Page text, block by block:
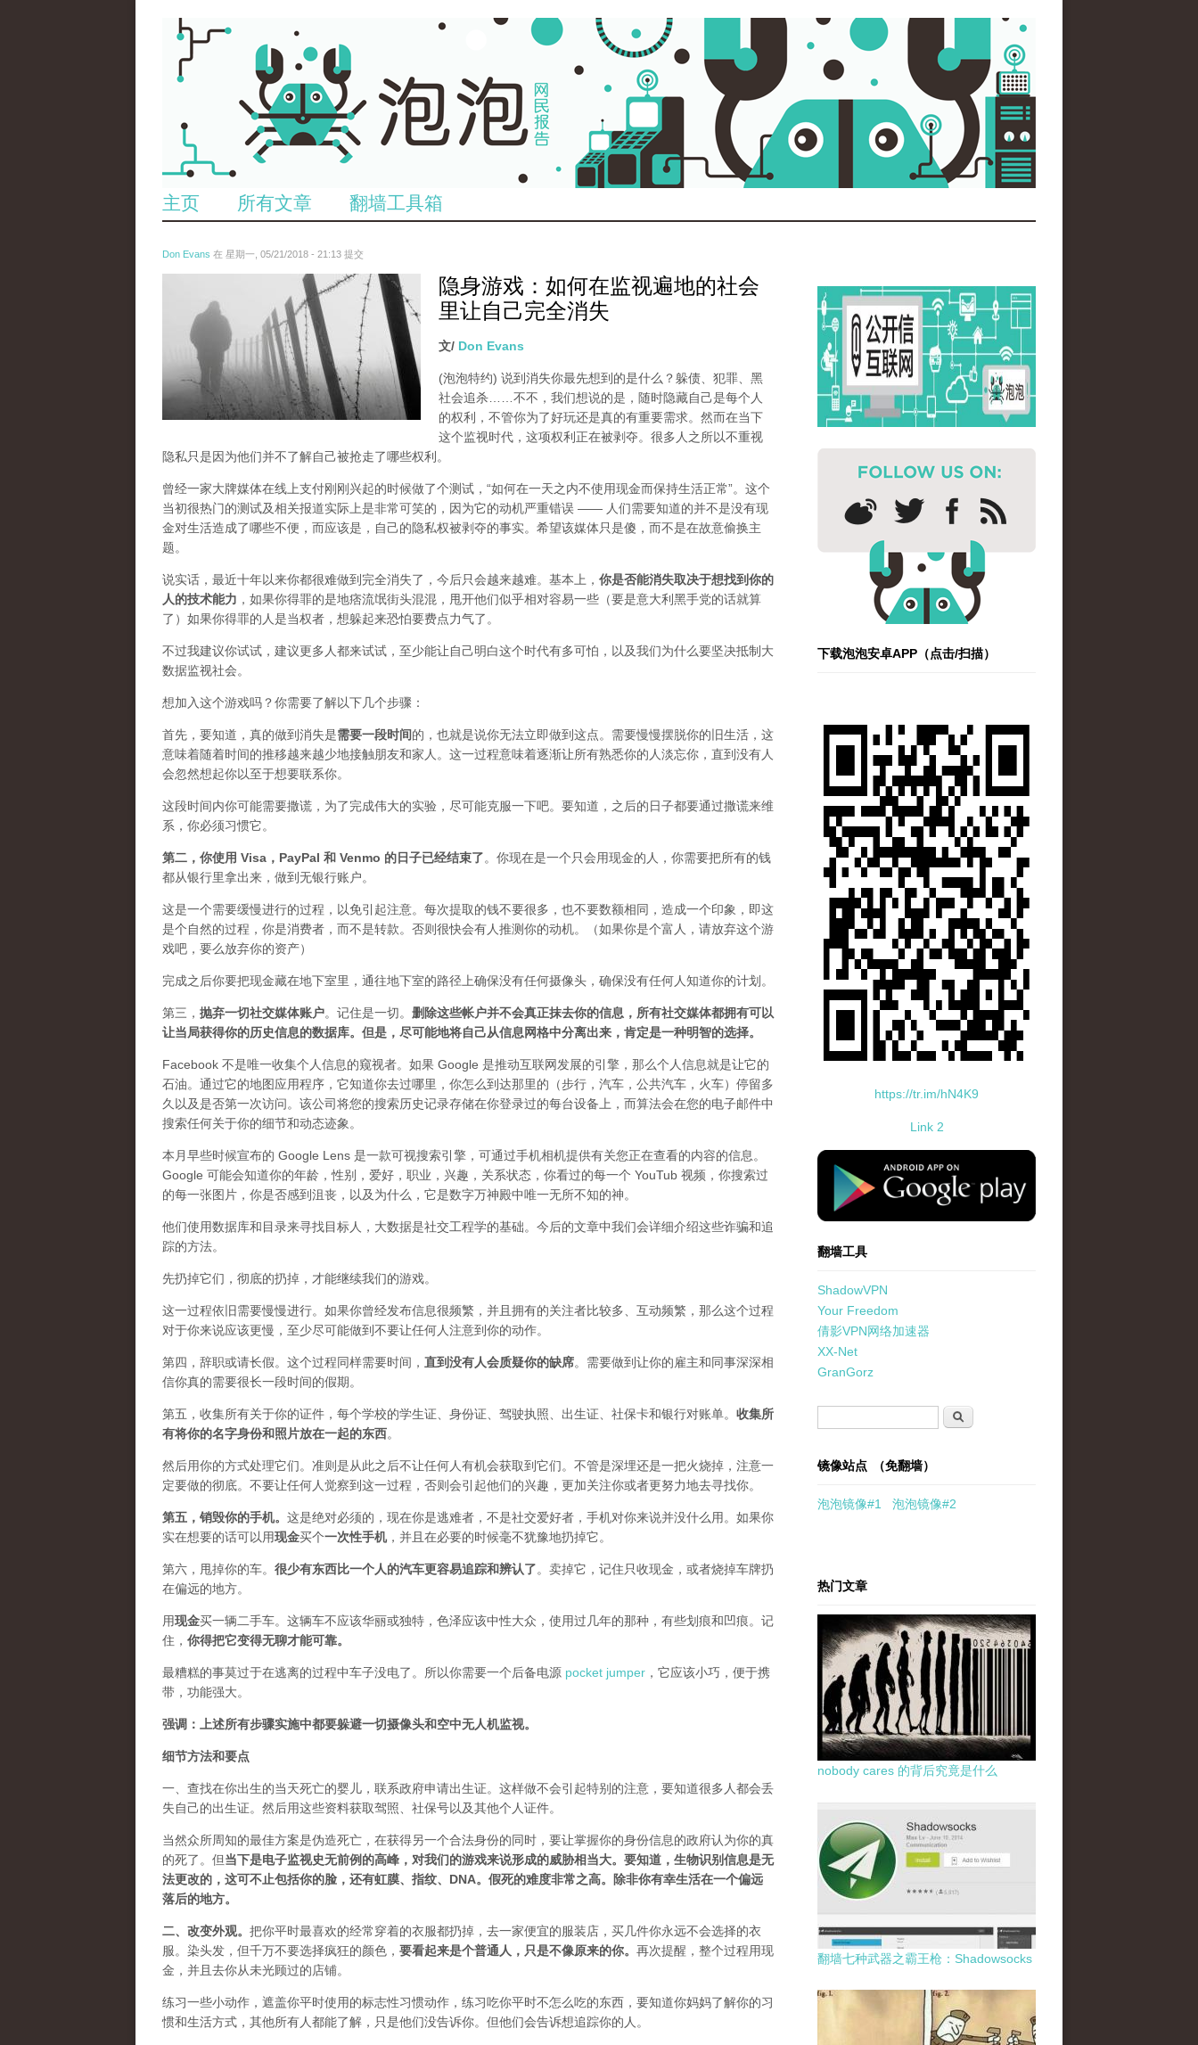
主页 所有文章 翻墙工具箱
Don Evans 在 星期一, 05/21/2018 - 21:13 提交
wechatimg1066.jpeg
隐身游戏：如何在监视遍地的社会
里让自己完全消失
文/ Don Evans
(泡泡特约) 说到消失你最先想到的是什么？躲债、犯罪、黑
社会追杀……不不，我们想说的是，随时隐藏自己是每个人
的权利，不管你为了好玩还是真的有重要需求。然而在当下
这个监视时代，这项权利正在被剥夺。很多人之所以不重视
隐私只是因为他们并不了解自己被抢走了哪些权利。
曾经一家大牌媒体在线上支付刚刚兴起的时候做了个测试，“如何在一天之内不使用现金而保持生活正常”。这个
当初很热门的测试及相关报道实际上是非常可笑的，因为它的动机严重错误 —— 人们需要知道的并不是没有现
金对生活造成了哪些不便，而应该是，自己的隐私权被剥夺的事实。希望该媒体只是傻，而不是在故意偷换主
题。
说实话，最近十年以来你都很难做到完全消失了，今后只会越来越难。基本上， 你是否能消失取决于想找到你的
人的技术能力 ，如果你得罪的是地痞流氓街头混混，甩开他们似乎相对容易一些（要是意大利黑手党的话就算
了）如果你得罪的人是当权者，想躲起来恐怕要费点力气了。
不过我建议你试试，建议更多人都来试试，至少能让自己明白这个时代有多可怕，以及我们为什么要坚决抵制大
数据监视社会。
想加入这个游戏吗？你需要了解以下几个步骤：
首先，要知道，真的做到消失是需要一段时间的，也就是说你无法立即做到这点。需要慢慢摆脱你的旧生活，这
意味着随着时间的推移越来越少地接触朋友和家人。这一过程意味着逐渐让所有熟悉你的人淡忘你，直到没有人
会忽然想起你以至于想要联系你。
这段时间内你可能需要撒谎 ，为了完成伟大的实验，尽可能克服一下吧。要知道，之后的日子都要通过撒谎来维
系，你必须习惯它。
第二， 你使用 Visa，PayPal 和 Venmo 的日子已经结束了。你现在是一个只会用现金的人，你需要把所有的钱
都从银行里拿出来，做到无银行账户。
这是一个需要缓慢进行的过程，以免引起注意。每次提取的钱不要很多，也不要数额相同，造成一个印象，即这
是个自然的过程，你是消费者，而不是转款。否则很快会有人推测你的动机。（如果你是个富人，请放弃这个游
戏吧，要么放弃你的资产）
完成之后你要把现金藏在地下室里，通往地下室的路径上确保没有任何摄像头，确保没有任何人知道你的计划。
第三， 抛弃一切社交媒体账户。记住是一切。 删除这些帐户并不会真正抹去你的信息，所有社交媒体都拥有可以
让当局获得你的历史信息的数据库。但是，尽可能地将自己从信息网格中分离出来，肯定是一种明智的选择。
Facebook 不是唯一收集个人信息的窥视者。如果 Google 是推动互联网发展的引擎，那么个人信息就是让它的
石油。通过它的地图应用程序，它知道你去过哪里，你怎么到达那里的（步行，汽车，公共汽车，火车）停留多
久以及是否第一次访问。该公司将您的搜索历史记录存储在你登录过的每台设备上，而算法会在您的电子邮件中
搜索任何关于你的细节和动态迹象。
本月早些时候宣布的 Google Lens 是一款可视搜索引擎，可通过手机相机提供有关您正在查看的内容的信息。
Google 可能会知道你的年龄，性别，爱好，职业，兴趣，关系状态，你看过的每一个 YouTub 视频，你搜索过
的每一张图片，你是否感到沮丧，以及为什么，它是数字万神殿中唯一无所不知的神。
他们使用数据库和目录来寻找目标人，大数据是社交工程学的基础。今后的文章中我们会详细介绍这些诈骗和追
踪的方法。
先扔掉它们，彻底的扔掉，才能继续我们的游戏。
这一过程依旧需要慢慢进行。如果你曾经发布信息很频繁，并且拥有的关注者比较多、互动频繁，那么这个过程
对于你来说应该更慢，至少尽可能做到不要让任何人注意到你的动作。
第四，辞职或请长假。这个过程同样需要时间， 直到没有人会质疑你的缺席。需要做到让你的雇主和同事深深相
信你真的需要很长一段时间的假期。
第五，收集所有关于你的证件，每个学校的学生证、身份证、驾驶执照、出生证、社保卡和银行对账单。 收集所
有将你的名字身份和照片放在一起的东西。
然后用你的方式处理它们。准则是从此之后不让任何人有机会获取到它们。不管是深埋还是一把火烧掉，注意一
定要做的彻底。不要让任何人觉察到这一过程，否则会引起他们的兴趣，更加关注你或者更努力地去寻找你。
第五， 销毁你的手机。 这是绝对必须的，现在你是逃难者，不是社交爱好者，手机对你来说并没什么用。如果你
实在想要的话可以用现金买个一次性手机，并且在必要的时候毫不犹豫地扔掉它。
第六，甩掉你的车。 很少有东西比一个人的汽车更容易追踪和辨认了。卖掉它，记住只收现金，或者烧掉车牌扔
在偏远的地方。
用现金买一辆二手车。这辆车不应该华丽或独特，色泽应该中性大众，使用过几年的那种，有些划痕和凹痕。记
住， 你得把它变得无聊才能可靠。
最糟糕的事莫过于在逃离的过程中车子没电了。所以你需要一个后备电源 pocket jumper ，它应该小巧，便于携
带，功能强大。
强调：上述所有步骤实施中都要躲避一切摄像头和空中无人机监视。
细节方法和要点
一、查找在你出生的当天死亡的婴儿，联系政府申请出生证。这样做不会引起特别的注意，要知道很多人都会丢
失自己的出生证。然后用这些资料获取驾照、社保号以及其他个人证件。
当然众所周知的最佳方案是伪造死亡，在获得另一个合法身份的同时，要让掌握你的身份信息的政府认为你的真
的死了。但当下是电子监视史无前例的高峰，对我们的游戏来说形成的威胁相当大。要知道，生物识别信息是无
法更改的，这可不止包括你的脸，还有虹膜、指纹、DNA。假死的难度非常之高。除非你有幸生活在一个偏远
落后的地方。
二、 改变外观。 把你平时最喜欢的经常穿着的衣服都扔掉，去一家便宜的服装店，买几件你永远不会选择的衣
服。染头发，但千万不要选择疯狂的颜色， 要看起来是个普通人，只是不像原来的你。 再次提醒，整个过程用现
金，并且去你从未光顾过的店铺。
练习一些小动作，遮盖你平时使用的标志性习惯动作，练习吃你平时不怎么吃的东西，要知道你妈妈了解你的习
惯和生活方式，其他所有人都能了解，只是他们没告诉你。但他们会告诉想追踪你的人。
下载泡泡安卓APP（点击/扫描）
https://tr.im/hN4K9
Link 2
standard-icon-googleplay-app-store.png
翻墙工具
ShadowVPN
Your Freedom
倩影VPN网络加速器
XX-Net
GranGorz
搜索
镜像站点 （免翻墙）
泡泡镜像#1 泡泡镜像#2
热门文章
nobody cares 的背后究竟是什么
翻墙七种武器之霸王枪：Shadowsocks